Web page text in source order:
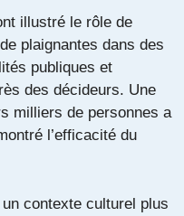
illustré le rôle de
plaignantes dans des
publiques et
des décideurs. Une
milliers de personnes a
l’efficacité du
contexte culturel plus